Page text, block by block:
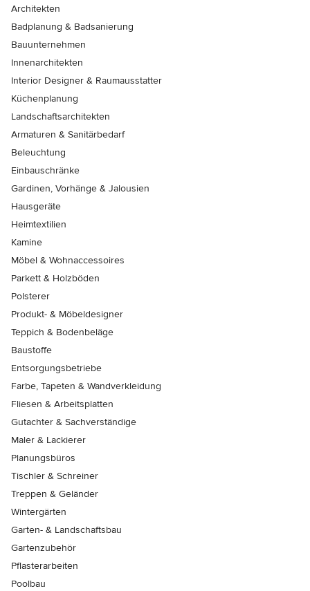
Architekten
Badplanung & Badsanierung
Bauunternehmen
Innenarchitekten
Interior Designer & Raumausstatter
Küchenplanung
Landschaftsarchitekten
Armaturen & Sanitärbedarf
Beleuchtung
Einbauschränke
Gardinen, Vorhänge & Jalousien
Hausgeräte
Heimtextilien
Kamine
Möbel & Wohnaccessoires
Parkett & Holzböden
Polsterer
Produkt- & Möbeldesigner
Teppich & Bodenbeläge
Baustoffe
Entsorgungsbetriebe
Farbe, Tapeten & Wandverkleidung
Fliesen & Arbeitsplatten
Gutachter & Sachverständige
Maler & Lackierer
Planungsbüros
Tischler & Schreiner
Treppen & Geländer
Wintergärten
Garten- & Landschaftsbau
Gartenzubehör
Pflasterarbeiten
Poolbau